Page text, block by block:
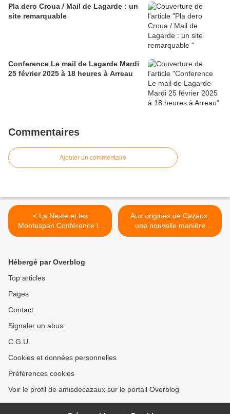
Pla dero Croua / Mail de Lagarde : un
site remarquable
Conference Le mail de Lagarde Mardi
25 février 2025 à 18 heures à Arreau
Commentaires
Ajouter un commentaire
< La Neste et les
Montespan Conférence le
22 juin 2024
Aux origines de Cazaux,
une nouvelle manière
d’exploiter le territoire au
Hébergé par Overblog
Top articles
Pages
Contact
Signaler un abus
C.G.U.
Cookies et données personnelles
Préférences cookies
Voir le profil de amisdecazaux sur le portail Overblog